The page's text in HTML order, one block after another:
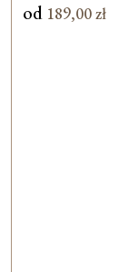
od 189,00zł